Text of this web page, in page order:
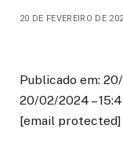
20 DE FEVEREIRO DE
Publicado em:
20/02/2024 –
[email protected]